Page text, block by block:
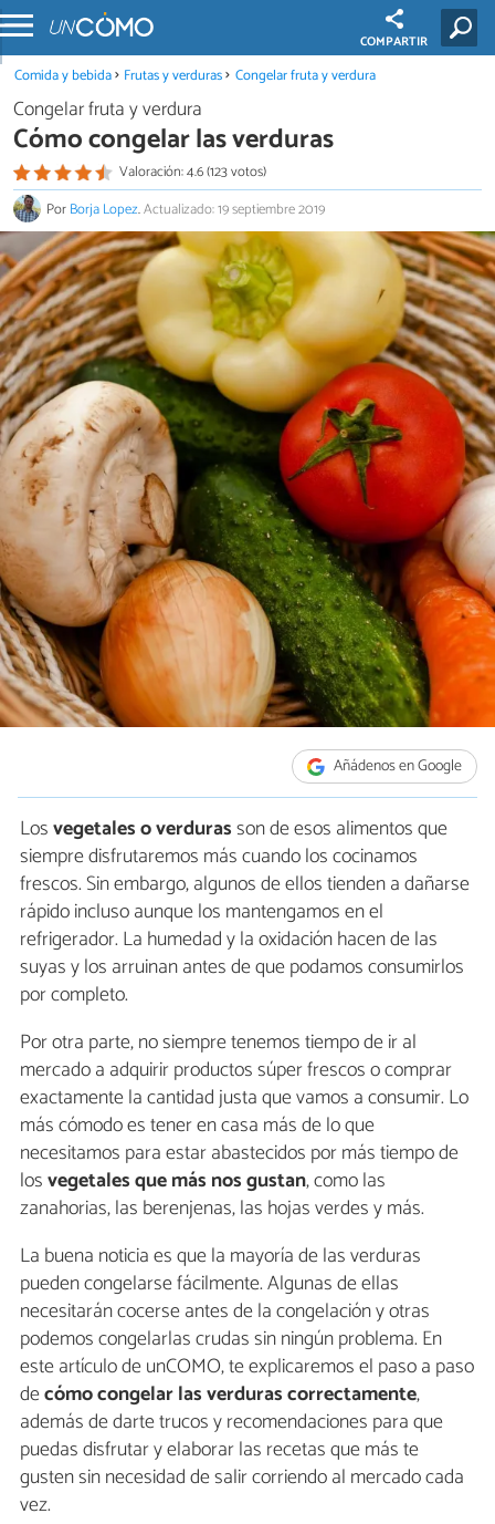
COMPARTIR
Comida y bebida Frutas y verduras Congelar fruta y verdura
Congelar fruta y verdura
Cómo congelar las verduras
Valoración: 4.6 (123 votos)
PorBorja Lopez.Actualizado: 19 septiembre 2019
Añádenos en Google
Losvegetales o verdurasson de esos alimentos que
siempre disfrutaremos más cuando los cocinamos
frescos. Sin embargo, algunos de ellos tienden a dañarse
rápido incluso aunque los mantengamos en el
refrigerador. La humedad y la oxidación hacen de las
suyas y los arruinan antes de que podamos consumirlos
por completo.
Por otra parte, no siempre tenemos tiempo de ir al
mercado a adquirir productos súper frescos o comprar
exactamente la cantidad justa que vamos a consumir. Lo
más cómodo es tener en casa más de lo que
necesitamos para estar abastecidos por más tiempo de
losvegetales que más nos gustan, como las
zanahorias, las berenjenas, las hojas verdes y más.
La buena noticia es que la mayoría de las verduras
pueden congelarse fácilmente. Algunas de ellas
necesitarán cocerse antes de la congelación y otras
podemos congelarlas crudas sin ningún problema. En
este artículo de unCOMO, te explicaremos el paso a paso
decómo congelar las verduras correctamente,
además de darte trucos y recomendaciones para que
puedas disfrutar y elaborar las recetas que más te
gusten sin necesidad de salir corriendo al mercado cada
vez.